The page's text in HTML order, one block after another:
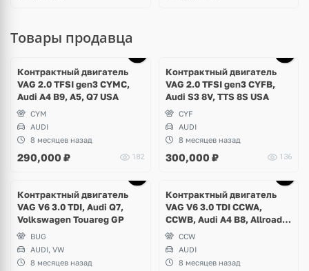
Товары продавца
Контрактный двигатель
VAG 2.0 TFSI gen3 CYMC,
Audi A4 B9, A5, Q7 USA
CYM
AUDI
8 месяцев назад
290,000 ₽ 182
Контрактный двигатель
VAG 2.0 TFSI gen3 CYFB,
Audi S3 8V, TTS 8S USA
CYF
AUDI
8 месяцев назад
300,000 ₽ 136
Контрактный двигатель
VAG V6 3.0 TDI, Audi Q7,
Volkswagen Touareg GP
BUG
AUDI, VW
8 месяцев назад
Контрактный двигатель
VAG V6 3.0 TDI CCWA,
CCWB, Audi A4 B8, Allroad,
Audi A5, Q5
CCW
AUDI
8 месяцев назад